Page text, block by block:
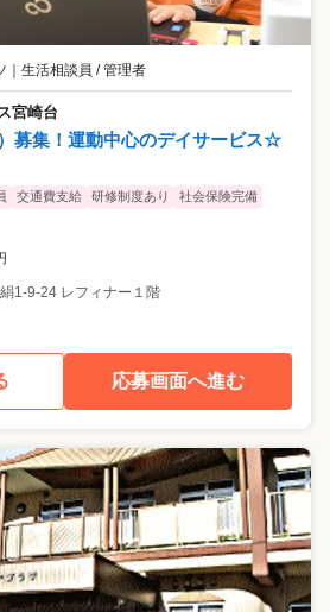
｜ 生活相談員 / 管理者
宮崎台
募集！運動中心のデイサービス☆
交通費支給 研修制度あり
社会保険完備
1-9-24 レフィナー１階
応募画面へ進む